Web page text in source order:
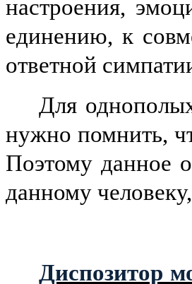
настроения,
единению, к
ответной
Для
нужно помнить,
Поэтому данное
данному
Диспозитор